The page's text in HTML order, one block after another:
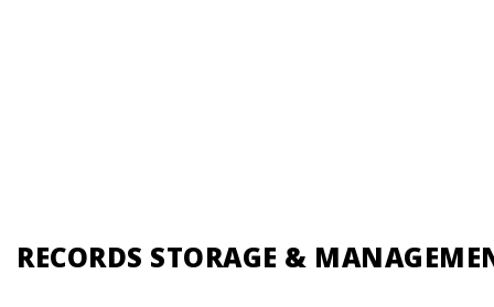
RECORDS STORAGE &